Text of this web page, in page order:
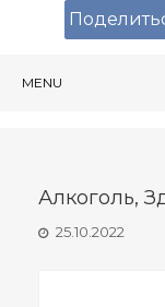
MENU
Алкоголь,
25.10.2022